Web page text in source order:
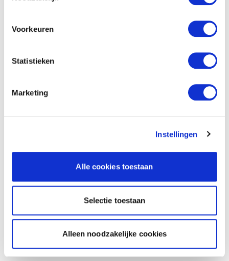
Voorkeuren
Statistieken
Marketing
Instellingen
Alle cookies toestaan
Selectie toestaan
Alleen noodzakelijke cookies